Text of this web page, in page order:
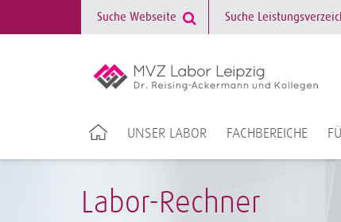
UNSER LABOR FACHBEREICHE
Labor-Rechner